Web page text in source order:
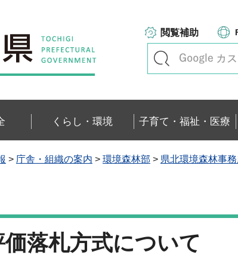
閲覧補助
くらし・環境 子育て・福祉・医療
> 庁舎・組織の案内 > 環境森林部 > 県北環境森林事
落札方式について